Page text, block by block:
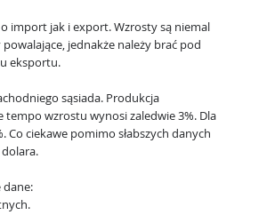
import jak i export. Wzrosty są niemal
jednakże należy brać pod
eksportu.
sąsiada. Produkcja
tempo wzrostu wynosi zaledwie 3%. Dla
Co ciekawe pomimo słabszych danych
dane: